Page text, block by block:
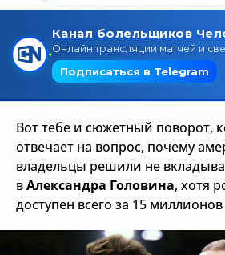
Вот тебе и сюжетный поворот,
отвечает на вопрос, почему
владельцы решили не
вАлександра Головина, хотя
доступен всего за 15
Поиск по сайту
Трансляции
О сайте
Контакты